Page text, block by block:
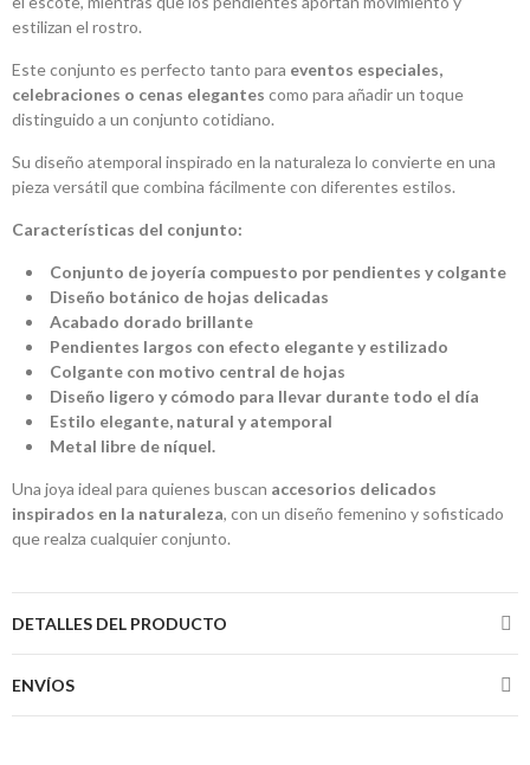
estilizan el rostro.
Este conjunto es perfecto tanto para eventos especiales,
celebraciones o cenas elegantes como para añadir un toque
distinguido a un conjunto cotidiano.
Su diseño atemporal inspirado en la naturaleza lo convierte en una
pieza versátil que combina fácilmente con diferentes estilos.
Características del conjunto:
Conjunto de joyería compuesto por pendientes y colgante
Diseño botánico de hojas delicadas
Acabado dorado brillante
Pendientes largos con efecto elegante y estilizado
Colgante con motivo central de hojas
Diseño ligero y cómodo para llevar durante todo el día
Estilo elegante, natural y atemporal
Metal libre de níquel.
Una joya ideal para quienes buscan accesorios delicados
inspirados en la naturaleza, con un diseño femenino y sofisticado
que realza cualquier conjunto.
DETALLES DEL PRODUCTO
ENVÍOS